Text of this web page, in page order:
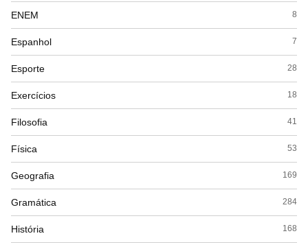
ENEM 8
Espanhol 7
Esporte 28
Exercícios 18
Filosofia 41
Física 53
Geografia 169
Gramática 284
História 168